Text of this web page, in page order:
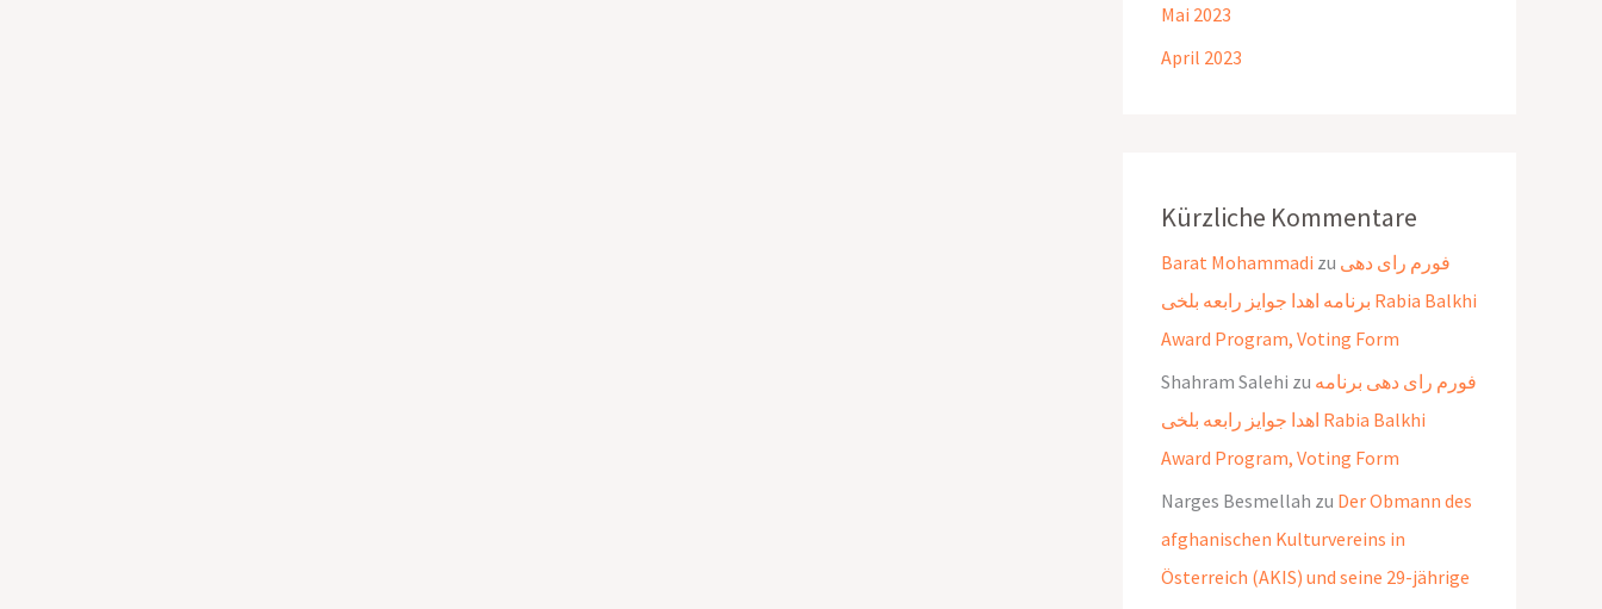
Mai 2023
April 2023
Kürzliche Kommentare
Barat Mohammadi zu فورم رای دهی
برنامه اهدا جوایز رابعه بلخی Rabia Balkhi
Award Program, Voting Form
Shahram Salehi zu فورم رای دهی برنامه
اهدا جوایز رابعه بلخی Rabia Balkhi
Award Program, Voting Form
Narges Besmellah zu Der Obmann des
afghanischen Kulturvereins in
Österreich (AKIS) und seine 29-jährige